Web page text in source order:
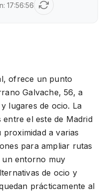
17:56:56
ofrece un punto
Galvache, 56, a
lugares de ocio. La
el este de Madrid
a varias
para ampliar rutas
un entorno muy
de ocio y
prácticamente al